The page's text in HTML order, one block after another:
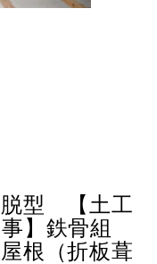
脱型 【土工
】鉄骨組
根（折板葺